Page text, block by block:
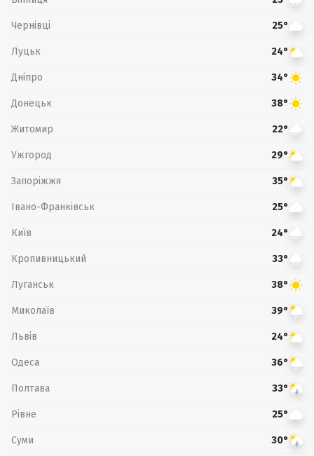
Чернівці 25°
Луцьк 24°
Дніпро 34°
Донецьк 38°
Житомир 22°
Ужгород 29°
Запоріжжя 35°
Івано-Франківськ 25°
Київ 24°
Кропивницький 33°
Луганськ 38°
Миколаїв 39°
Львів 24°
Одеса 36°
Полтава 33°
Рівне 25°
Суми 30°